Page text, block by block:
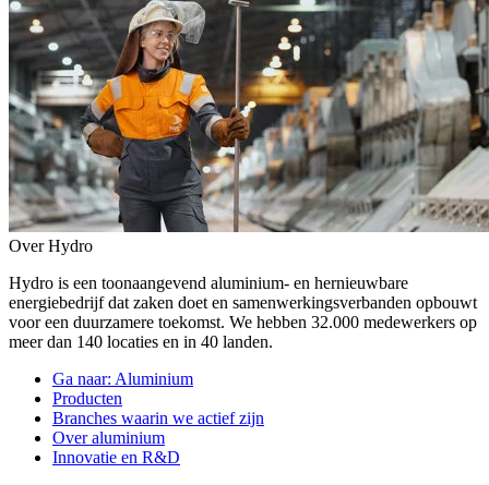
Over Hydro
Hydro is een toonaangevend aluminium- en hernieuwbare
energiebedrijf dat zaken doet en samenwerkingsverbanden opbouwt
voor een duurzamere toekomst. We hebben 32.000 medewerkers op
meer dan 140 locaties en in 40 landen.
Ga naar: Aluminium
Producten
Branches waarin we actief zijn
Over aluminium
Innovatie en R&D